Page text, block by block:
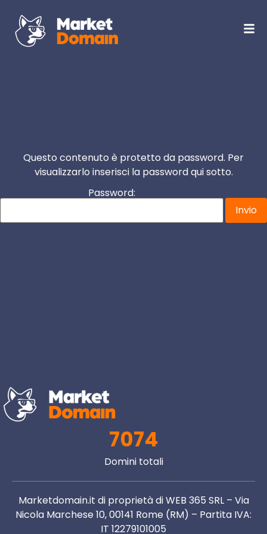
Questo contenuto è protetto da password. Per
visualizzarlo inserisci la password qui sotto.
Password:
7074
Domini totali
Marketdomain.it di proprietà di WEB 365 SRL – Via
Nicola Marchese 10, 00141 Rome (RM) – Partita IVA:
IT 12279101005